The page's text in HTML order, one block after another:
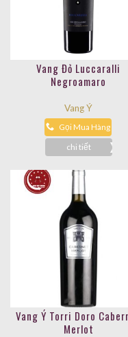
Vang Đỏ Luccaralli
Negroamaro
Vang Ý
Gọi Mua Hàng
chi tiết
Vang Ý Torri Doro
Merlot